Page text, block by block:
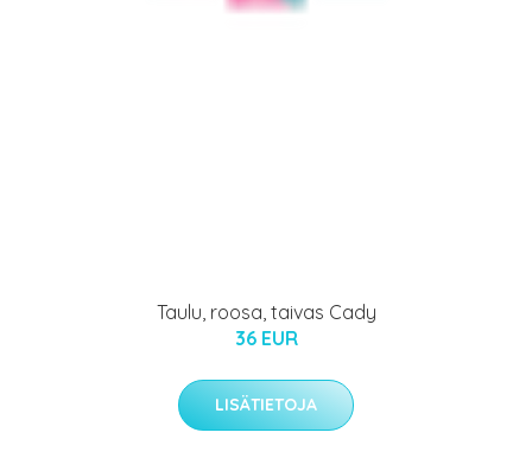
Taulu, roosa, taivas Cady
36 EUR
LISÄTIETOJA